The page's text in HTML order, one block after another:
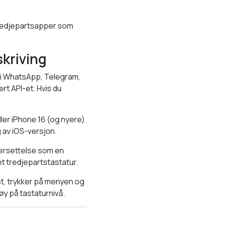
som
Telegram,
API-et. Hvis du
iPhone 16 (og nyere)
av iOS-versjon.
som en
tredjepartstastatur.
trykker på menyen og
på tastaturnivå.